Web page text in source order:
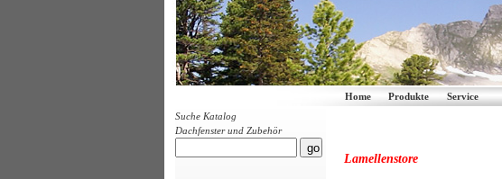
Home Produkte Service
Suche Katalog
Dachfenster und Zubehör
Lamellenstore